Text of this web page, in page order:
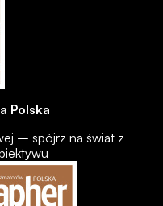
Polska
– spójrz na świat z